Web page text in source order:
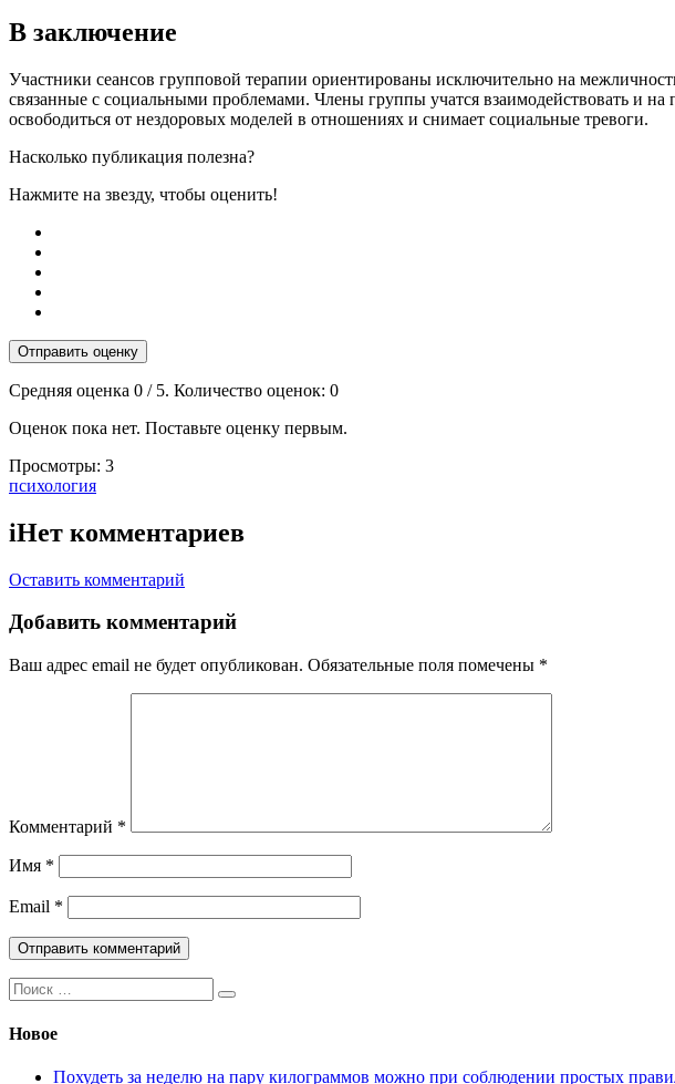
В заключение
Участники сеансов групповой терапии ориентированы исключительно на
связанные с социальными проблемами. Члены группы учатся взаимодействовать и
освободиться от нездоровых моделей в отношениях и снимает социальные тревоги.
Насколько публикация полезна?
Нажмите на звезду, чтобы оценить!
Отправить оценку
Средняя оценка 0 / 5. Количество оценок: 0
Оценок пока нет. Поставьте оценку первым.
Просмотры: 3
Тэги:
психология
iНет комментариев
Оставить комментарий
Добавить комментарий
Ваш адрес email не будет опубликован. Обязательные поля помечены *
Комментарий *
Имя *
Email *
Поиск:
Новое
Похудеть за неделю на пару килограммов можно при соблюдении простых